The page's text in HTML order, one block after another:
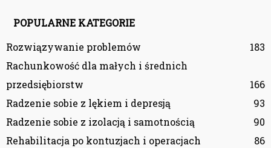
POPULARNE KATEGORIE
Rozwiązywanie problemów
183
Rachunkowość dla małych i średnich
przedsiębiorstw
166
Radzenie sobie z lękiem i depresją
93
Radzenie sobie z izolacją i samotnością
90
Rehabilitacja po kontuzjach i operacjach
86